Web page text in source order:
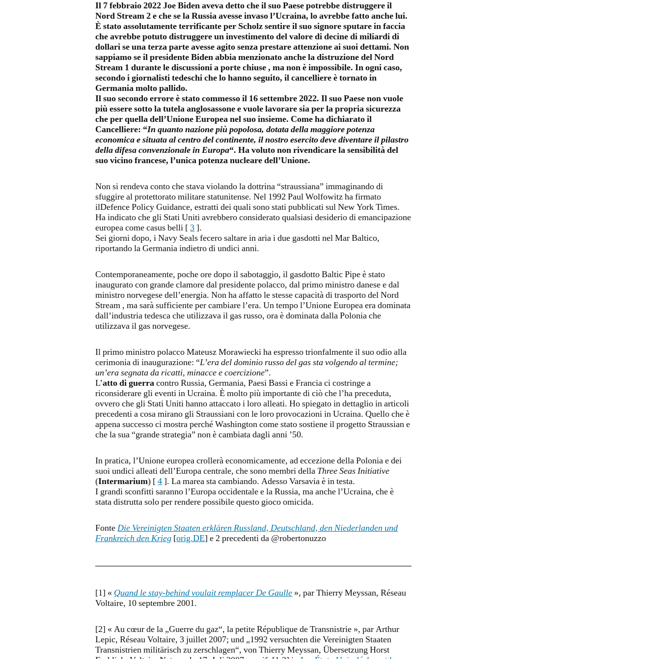
Il 7 febbraio 2022 Joe Biden aveva detto che il suo Paese potrebbe distruggere il
Nord Stream 2 e che se la Russia avesse invaso l’Ucraina, lo avrebbe fatto anche lui.
È stato assolutamente terrificante per Scholz sentire il suo signore sputare in faccia
che avrebbe potuto distruggere un investimento del valore di decine di miliardi di
dollari se una terza parte avesse agito senza prestare attenzione ai suoi dettami. Non
sappiamo se il presidente Biden abbia menzionato anche la distruzione del Nord
Stream 1 durante le discussioni a porte chiuse , ma non è impossibile. In ogni caso,
secondo i giornalisti tedeschi che lo hanno seguito, il cancelliere è tornato in
Germania molto pallido.
Il suo secondo errore è stato commesso il 16 settembre 2022. Il suo Paese non vuole
più essere sotto la tutela anglosassone e vuole lavorare sia per la propria sicurezza
che per quella dell’Unione Europea nel suo insieme. Come ha dichiarato il
Cancelliere: “In quanto nazione più popolosa, dotata della maggiore potenza
economica e situata al centro del continente, il nostro esercito deve diventare il pilastro
della difesa convenzionale in Europa“. Ha voluto non rivendicare la sensibilità del
suo vicino francese, l’unica potenza nucleare dell’Unione.
Non si rendeva conto che stava violando la dottrina “straussiana” immaginando di
sfuggire al protettorato militare statunitense. Nel 1992 Paul Wolfowitz ha firmato
ilDefence Policy Guidance, estratti dei quali sono stati pubblicati sul New York Times.
Ha indicato che gli Stati Uniti avrebbero considerato qualsiasi desiderio di emancipazione
europea come casus belli [3].
Sei giorni dopo, i Navy Seals fecero saltare in aria i due gasdotti nel Mar Baltico,
riportando la Germania indietro di undici anni.
Contemporaneamente, poche ore dopo il sabotaggio, il gasdotto Baltic Pipe è stato
inaugurato con grande clamore dal presidente polacco, dal primo ministro danese e dal
ministro norvegese dell’energia. Non ha affatto le stesse capacità di trasporto del Nord
Stream , ma sarà sufficiente per cambiare l’era. Un tempo l’Unione Europea era dominata
dall’industria tedesca che utilizzava il gas russo, ora è dominata dalla Polonia che
utilizzava il gas norvegese.
Il primo ministro polacco Mateusz Morawiecki ha espresso trionfalmente il suo odio alla
cerimonia di inaugurazione: “L’era del dominio russo del gas sta volgendo al termine;
un’era segnata da ricatti, minacce e coercizione”.
L’atto di guerracontro Russia, Germania, Paesi Bassi e Francia ci costringe a
riconsiderare gli eventi in Ucraina. È molto più importante di ciò che l’ha preceduta,
ovvero che gli Stati Uniti hanno attaccato i loro alleati. Ho spiegato in dettaglio in articoli
precedenti a cosa mirano gli Straussiani con le loro provocazioni in Ucraina. Quello che è
appena successo ci mostra perché Washington come stato sostiene il progetto Straussian e
che la sua “grande strategia” non è cambiata dagli anni ’50.
In pratica, l’Unione europea crollerà economicamente, ad eccezione della Polonia e dei
suoi undici alleati dell’Europa centrale, che sono membri della Three Seas Initiative
(Intermarium) [4]. La marea sta cambiando. Adesso Varsavia è in testa.
I grandi sconfitti saranno l’Europa occidentale e la Russia, ma anche l’Ucraina, che è
stata distrutta solo per rendere possibile questo gioco omicida.
FonteDie Vereinigten Staaten erklären Russland, Deutschland, den Niederlanden und
Frankreich den Krieg [orig.DE] e 2 precedenti da @robertonuzzo
[1] « Quand le stay-behind voulait remplacer De Gaulle », par Thierry Meyssan, Réseau
Voltaire, 10 septembre 2001.
[2] « Au cœur de la „Guerre du gaz“, la petite République de Transnistrie », par Arthur
Lepic, Réseau Voltaire, 3 juillet 2007; und „1992 versuchten die Vereinigten Staaten
Transnistrien militärisch zu zerschlagen“, von Thierry Meyssan, Übersetzung Horst